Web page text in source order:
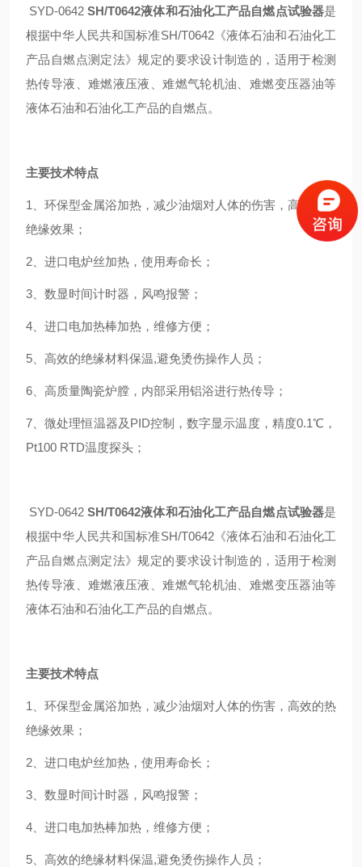
SYD-0642SH/T0642液体和石油化工产品自燃点试验器是
根据中华人民共和国标准SH/T0642《液体石油和石油化工
产品自燃点测定法》规定的要求设计制造的，适用于检测
热传导液、难燃液压液、难燃气轮机油、难燃变压器油等
液体石油和石油化工产品的自燃点。
主要技术特点
1、环保型金属浴加热，减少油烟对人体的伤害，高效的热
绝缘效果；
2、进口电炉丝加热，使用寿命长；
3、数显时间计时器，风鸣报警；
4、进口电加热棒加热，维修方便；
5、高效的绝缘材料保温,避免烫伤操作人员；
6、高质量陶瓷炉膛，内部采用铝浴进行热传导；
7、微处理恒温器及PID控制，数字显示温度，精度0.1℃，
Pt100 RTD温度探头；
SYD-0642SH/T0642液体和石油化工产品自燃点试验器是
根据中华人民共和国标准SH/T0642《液体石油和石油化工
产品自燃点测定法》规定的要求设计制造的，适用于检测
热传导液、难燃液压液、难燃气轮机油、难燃变压器油等
液体石油和石油化工产品的自燃点。
主要技术特点
1、环保型金属浴加热，减少油烟对人体的伤害，高效的热
绝缘效果；
2、进口电炉丝加热，使用寿命长；
3、数显时间计时器，风鸣报警；
4、进口电加热棒加热，维修方便；
5、高效的绝缘材料保温,避免烫伤操作人员；